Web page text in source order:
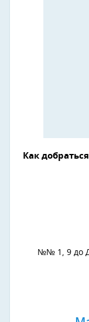
Как добраться
№№ 1, 9 до